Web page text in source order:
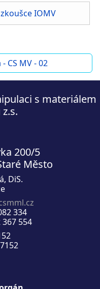
IOMV
CS MV - 02
s materiálem
200/5
Město
DiS.
334
554